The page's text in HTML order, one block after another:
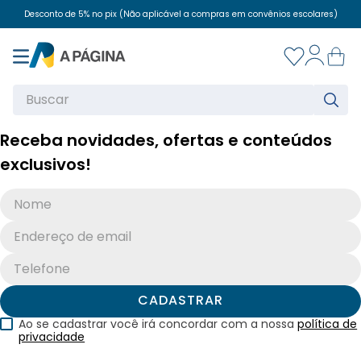
Desconto de 5% no pix (Não aplicável a compras em convênios escolares)
Desconto de 5% no pix (Não aplicável a compras em convênios escolares)
Buscar
Receba novidades, ofertas e conteúdos
exclusivos!
CADASTRAR
Ao se cadastrar você irá concordar com a nossapolítica de
privacidade